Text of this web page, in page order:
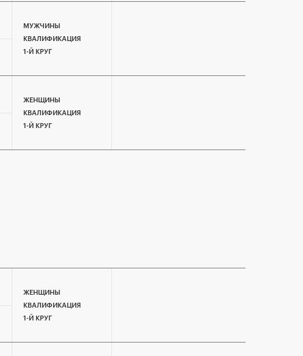
МУЖЧИНЫ
КВАЛИФИКАЦИЯ
1-Й КРУГ
ЖЕНЩИНЫ
КВАЛИФИКАЦИЯ
1-Й КРУГ
ЖЕНЩИНЫ
КВАЛИФИКАЦИЯ
1-Й КРУГ